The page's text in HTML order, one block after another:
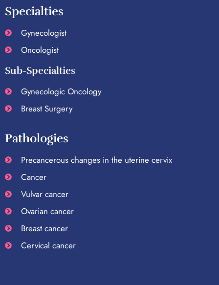
Specialties
Gynecologist
Oncologist
Sub-Specialties
Gynecologic Oncology
Breast Surgery
Pathologies
Precancerous changes in the uterine cervix
Cancer
Vulvar cancer
Ovarian cancer
Breast cancer
Cervical cancer